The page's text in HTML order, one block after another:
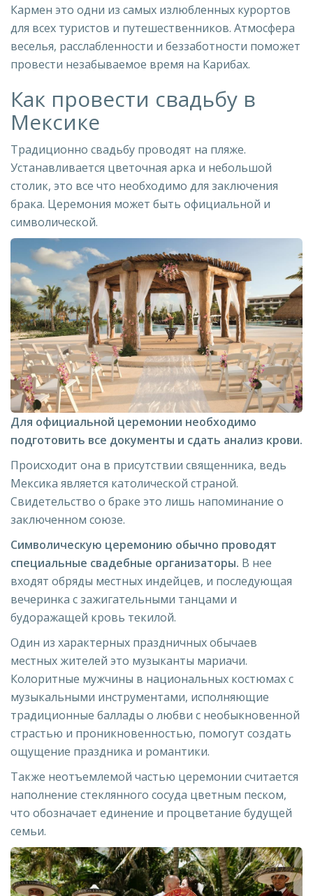
Кармен это одни из самых излюбленных курортов
для всех туристов и путешественников. Атмосфера
веселья, расслабленности и беззаботности поможет
провести незабываемое время на Карибах.
Как провести свадьбу в
Мексике
Традиционно свадьбу проводят на пляже.
Устанавливается цветочная арка и небольшой
столик, это все что необходимо для заключения
брака. Церемония может быть официальной и
символической.
Для официальной церемонии необходимо
подготовить все документы и сдать анализ крови.
Происходит она в присутствии священника, ведь
Мексика является католической страной.
Свидетельство о браке это лишь напоминание о
заключенном союзе.
Символическую церемонию обычно проводят
специальные свадебные организаторы. В нее
входят обряды местных индейцев, и последующая
вечеринка с зажигательными танцами и
будоражащей кровь текилой.
Один из характерных праздничных обычаев
местных жителей это музыканты мариачи.
Колоритные мужчины в национальных костюмах с
музыкальными инструментами, исполняющие
традиционные баллады о любви с необыкновенной
страстью и проникновенностью, помогут создать
ощущение праздника и романтики.
Также неотъемлемой частью церемонии считается
наполнение стеклянного сосуда цветным песком,
что обозначает единение и процветание будущей
семьи.